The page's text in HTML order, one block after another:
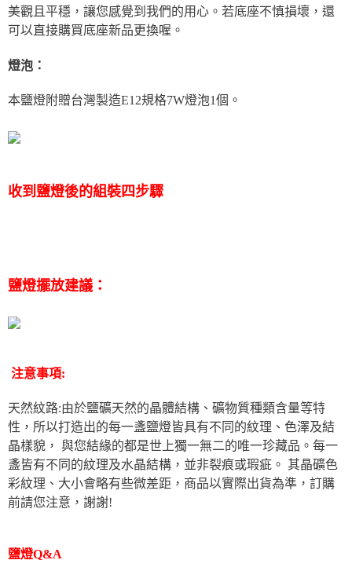
美觀且平穩，讓您感覺到我們的用心。若底座不慎損壞，還
可以直接購買底座新品更換喔。
燈泡：
本鹽燈附贈台灣製造E12規格7W燈泡1個。
收到鹽燈後的組裝四步驟
鹽燈擺放建議：
注意事項:
天然紋路:由於鹽礦天然的晶體結構、礦物質種類含量等特
性，所以打造出的每一盞鹽燈皆具有不同的紋理、色澤及結
晶樣貌， 與您結緣的都是世上獨一無二的唯一珍藏品。每一
盞皆有不同的紋理及水晶結構，並非裂痕或瑕疵。 其晶礦色
彩紋理、大小會略有些微差距，商品以實際出貨為準，訂購
前請您注意，謝謝!
鹽燈Q&A